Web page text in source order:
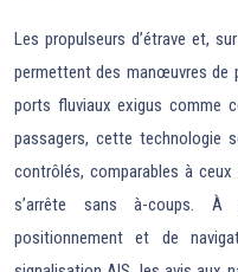
Les propulseurs d’étrave et,
permettent des manœuvres de
ports fluviaux exigus comme
passagers, cette technologie
contrôlés, comparables à ceux
s’arrête sans à-coups. À
positionnement et de